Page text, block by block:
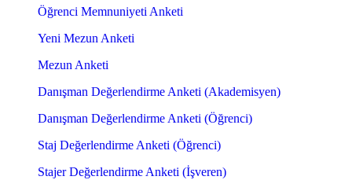
Öğrenci Memnuniyeti Anketi
Yeni Mezun Anketi
Mezun Anketi
Danışman Değerlendirme Anketi (Akademisyen)
Danışman Değerlendirme Anketi (Öğrenci)
Staj Değerlendirme Anketi (Öğrenci)
Stajer Değerlendirme Anketi (İşveren)